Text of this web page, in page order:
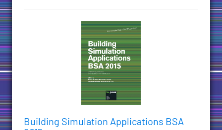
Building Simulation Applications BSA